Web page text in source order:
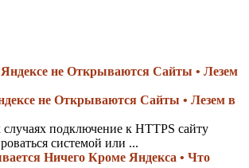
не Открываются Сайты • Лезем в
подключение к HTTPS сайту
системой или ...